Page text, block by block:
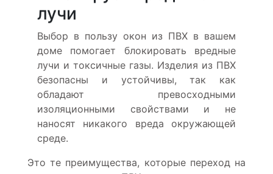
лучи
Выбор в пользу окон из ПВХ в вашем
доме помогает блокировать вредные
лучи и токсичные газы. Изделия из ПВХ
безопасны и устойчивы, так как
обладают превосходными
изоляционными свойствами и не
наносят никакого вреда окружающей
среде.
Это те преимущества, которые переход на